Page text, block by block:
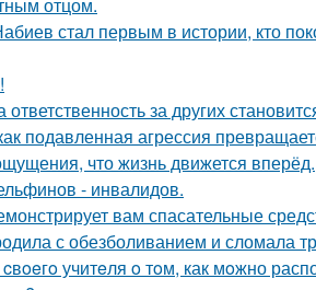
стал первым в истории, кто
за других
подавленная агрессия
что жизнь движется вперёд.
- инвалидов.
вам спасательные
с обезболиванием и сломала
учитeля o тoм, как мoжно